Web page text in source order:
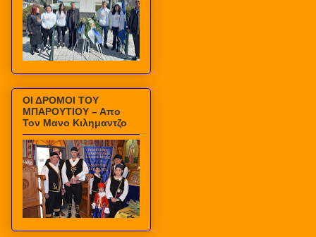
ΟΙ ΔΡΟΜΟΙ ΤΟΥ
ΜΠΑΡΟΥΤΙΟΥ – Απο
Τον Μανο Κιλημαντζο